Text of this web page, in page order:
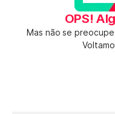
OPS!
Mas não se